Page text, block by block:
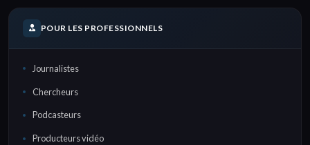
POUR LES PROFESSIONNELS
Journalistes
Chercheurs
Podcasteurs
Producteurs vidéo